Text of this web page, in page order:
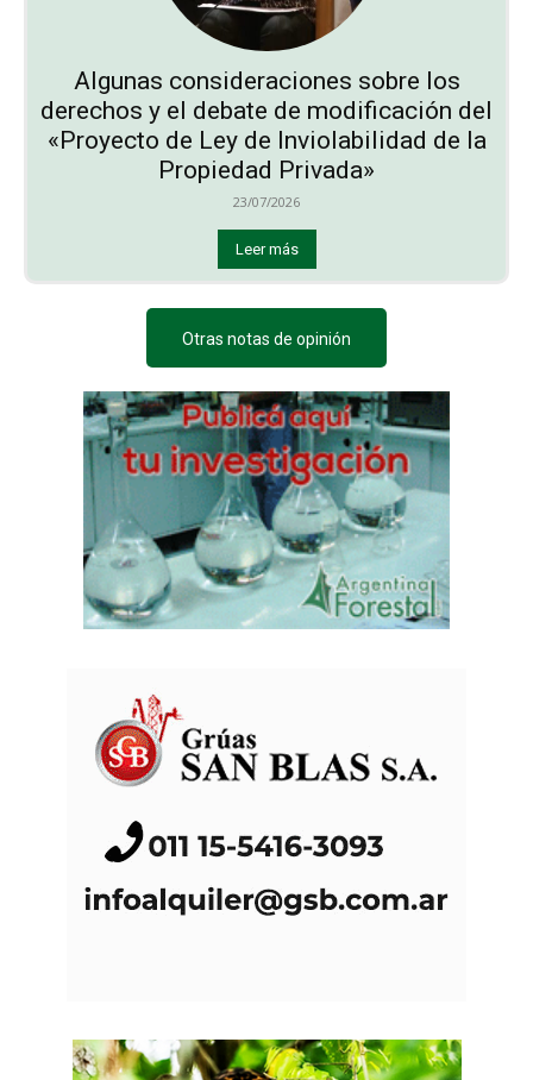
Algunas consideraciones sobre los
derechos y el debate de modificación del
«Proyecto de Ley de Inviolabilidad de la
Propiedad Privada»
23/07/2026
Leer más
Otras notas de opinión